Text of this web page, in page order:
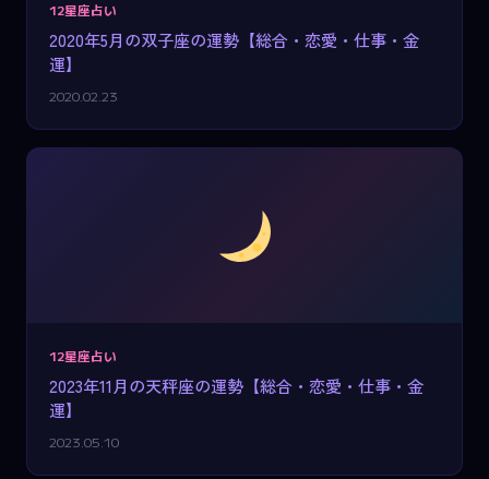
12星座占い
2020年5月の双子座の運勢【総合・恋愛・仕事・金
運】
2020.02.23
12星座占い
2023年11月の天秤座の運勢【総合・恋愛・仕事・金
運】
2023.05.10